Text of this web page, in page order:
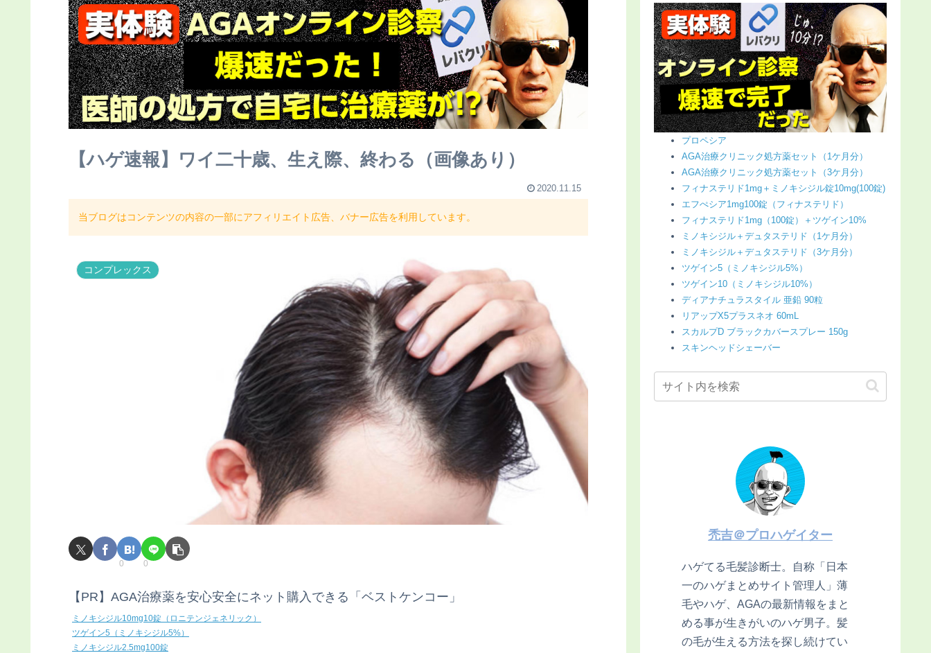
【ハゲ速報】ワイ二十歳、生え際、終わる（画像あり）
2020.11.15
当ブログはコンテンツの内容の一部にアフィリエイト広告、バナー広告を利用しています。
コンプレックス
0 0
【PR】AGA治療薬を安心安全にネット購入できる「ベストケンコー」
ミノキシジル10mg10錠（ロニテンジェネリック）
ツゲイン5（ミノキシジル5%）
ミノキシジル2.5mg100錠
プロペシア
AGA治療クリニック処方薬セット（1ケ月分）
AGA治療クリニック処方薬セット（3ケ月分）
フィナステリド1mg＋ミノキシジル錠10mg(100錠)
エフぺシア1mg100錠（フィナステリド）
フィナステリド1mg（100錠）＋ツゲイン10%
ミノキシジル＋デュタステリド（1ケ月分）
ミノキシジル＋デュタステリド（3ケ月分）
ツゲイン5（ミノキシジル5%）
ツゲイン10（ミノキシジル10%）
ディアナチュラスタイル 亜鉛 90粒
リアップX5プラスネオ 60mL
スカルプD ブラックカバースプレー 150g
スキンヘッドシェーバー
禿吉＠プロハゲイター
ハゲてる毛髪診断士。自称「日本
一のハゲまとめサイト管理人」薄
毛やハゲ、AGAの最新情報をまと
める事が生きがいのハゲ男子。髪
の毛が生える方法を探し続けてい